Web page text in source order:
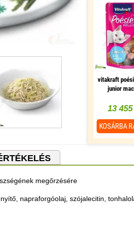
vitakraft
junior
1 db/
13
KOSÁRBA
megőrzésére
napraforgóolaj, szójalecitin,